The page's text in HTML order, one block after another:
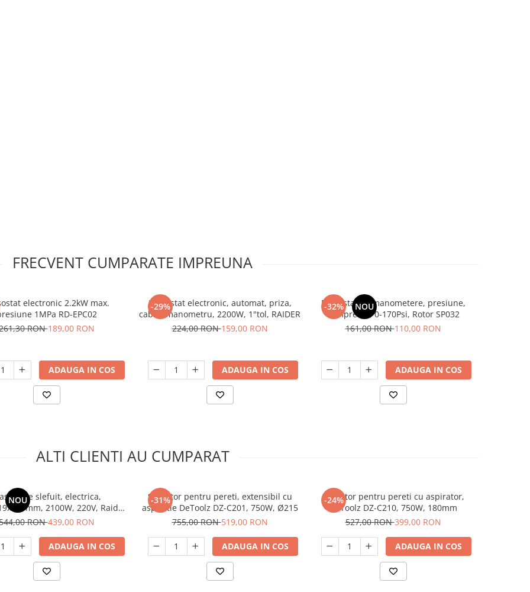
FRECVENT CUMPARATE IMPREUNA
electronic 2.2kW max.
1MPa RD-EPC02
RON189,00 RON
ADAUGA IN COS
-29%
Presostat electronic, automat, priza,
cablu, manometru, 2200W, 1"tol, RAIDER
224,00 RON159,00 RON
ADAUGA IN COS
-32% NOU
Presostat cu manometere, presiune,
compresor, 0-170Psi, Rotor SP032
161,00 RON110,00 RON
ADAUGA IN COS
ALTI CLIENTI AU CUMPARAT
NOUde slefuit, electrica,
2100W, 220V, Raider
RDP-BM01
RON439,00 RON
ADAUGA IN COS
-31%
Slefuitor pentru pereti, extensibil cu
aspiratie DeToolz DZ-C201, 750W, Ø215
755,00 RON519,00 RON
ADAUGA IN COS
-24%
Slefuitor pentru pereti cu aspirator,
DeToolz DZ-C210, 750W, 180mm
527,00 RON399,00 RON
ADAUGA IN COS